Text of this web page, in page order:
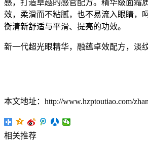
感，打造卓越的感官配方。精华级面霜
效，柔滑而不粘腻，也不易流入眼睛，
衡清新舒适与平滑、提亮的功效。
新一代超光眼精华，融蕴卓效配方，淡
本文地址：http://www.hzptoutiao.com/
相关推荐